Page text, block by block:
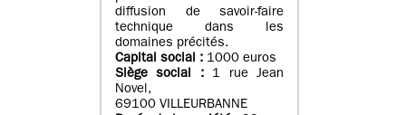
diffusion de savoir-faire
technique dans les
domaines précités.
Capital social : 1000 euros
Siège social :1 rue Jean
Novel,
69100 VILLEURBANNE